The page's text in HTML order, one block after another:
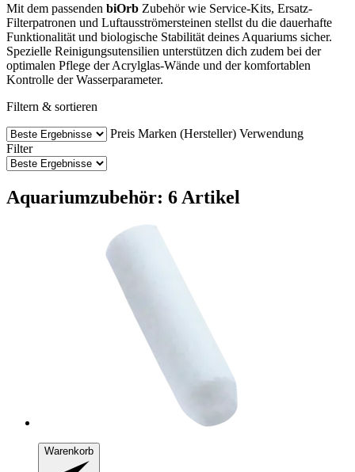
Mit dem passenden biOrb Zubehör wie Service-Kits, Ersatz-
Filterpatronen und Luftausströmersteinen stellst du die dauerhafte
Funktionalität und biologische Stabilität deines Aquariums sicher.
Spezielle Reinigungsutensilien unterstützen dich zudem bei der
optimalen Pflege der Acrylglas-Wände und der komfortablen
Kontrolle der Wasserparameter.
Filtern & sortieren
Preis Marken (Hersteller) Verwendung
Filter
Aquariumzubehör: 6 Artikel
Warenkorb